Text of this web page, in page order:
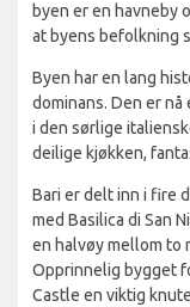
byen er en havneby
at byens befolkning
Byen har en lang
dominans. Den er
i den sørlige
deilige kjøkken,
Bari er delt inn i fire
med Basilica di San
en halvøy mellom to
Opprinnelig bygget
Castle en viktig